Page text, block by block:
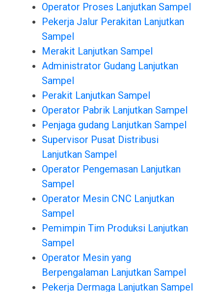
Operator Proses Lanjutkan Sampel
Pekerja Jalur Perakitan Lanjutkan
Sampel
Merakit Lanjutkan Sampel
Administrator Gudang Lanjutkan
Sampel
Perakit Lanjutkan Sampel
Operator Pabrik Lanjutkan Sampel
Penjaga gudang Lanjutkan Sampel
Supervisor Pusat Distribusi
Lanjutkan Sampel
Operator Pengemasan Lanjutkan
Sampel
Operator Mesin CNC Lanjutkan
Sampel
Pemimpin Tim Produksi Lanjutkan
Sampel
Operator Mesin yang
Berpengalaman Lanjutkan Sampel
Pekerja Dermaga Lanjutkan Sampel